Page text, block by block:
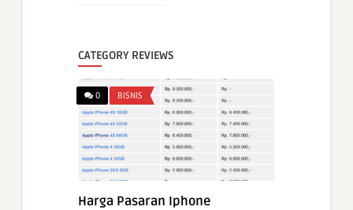
CATEGORY REVIEWS
0 BISNIS
Harga Pasaran Iphone